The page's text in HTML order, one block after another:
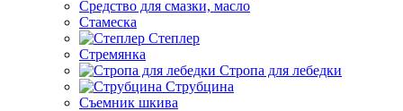
Средство для смазки, масло
Стамеска
Степлер
Стремянка
Стропа для лебедки
Струбцина
Съемник шкива